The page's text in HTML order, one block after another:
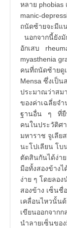
หลาย phobias
manic-
ถนัดซ้ายจะมีแ
นอกจากนี้ยัง
อักเสบ
myasthenia
คนที่ถนัดซ้ายดู
Mensa ซึ่งเป็
ประมาณว่าสม
ของค่าเฉลี่ยจ
ฐานอื่น ๆ ที่ยื
คนในประวัติศ
มหาราช จูเลี
นะโปเลียน โ
ตัดสินกันได้ง่า
มือทั้งสองข้างไ
ง่าย ๆ โดยลอ
สองข้าง เซ็นชื่
เคลื่อนไหวนั้น
เขียนออกจาก
นำลายเซ็นขอ